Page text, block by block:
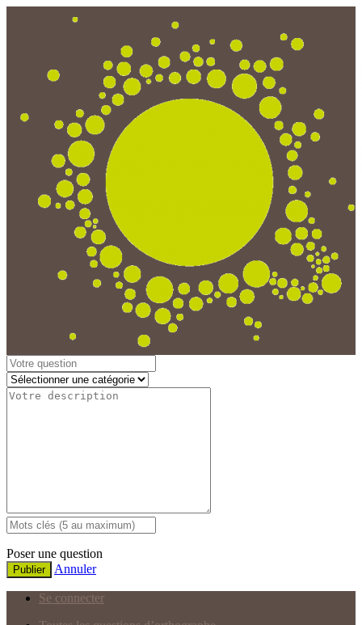
Poser une question
Publier Annuler
Se connecter